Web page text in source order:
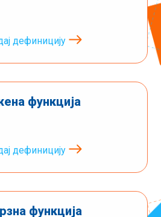
дефиницију
функција
дефиницију
функција